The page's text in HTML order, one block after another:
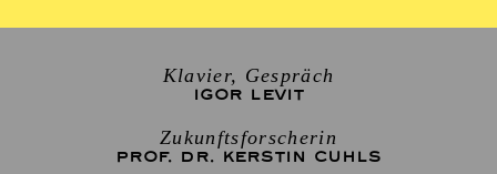
Klavier, Gespräch
IGOR LEVIT
Zukunftsforscherin
PROF. DR. KERSTIN CUHLS